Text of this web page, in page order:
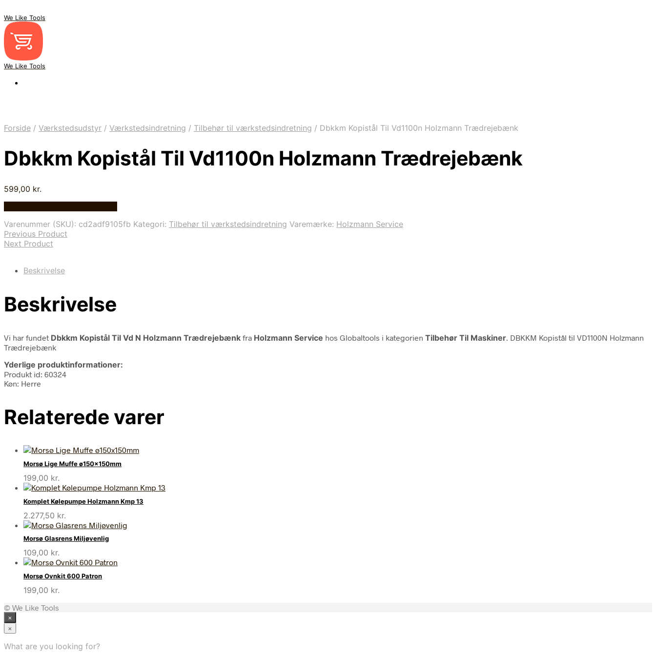
We Like Tools
We Like Tools
Forside / Værkstedsudstyr / Værkstedsindretning / Tilbehør til værkstedsindretning / Dbkkm Kopistål Til Vd1100n Holzmann Trædrejebænk
Dbkkm Kopistål Til Vd1100n Holzmann Trædrejebænk
599,00 kr.
Varenummer (SKU): cd2adf9105fb Kategori: Tilbehør til værkstedsindretning Varemærke: Holzmann Service
Previous Product
Next Product
Beskrivelse
Beskrivelse
Vi har fundet Dbkkm Kopistål Til Vd N Holzmann Trædrejebænk fra Holzmann Service hos Globaltools i kategorien Tilbehør Til Maskiner . DBKKM Kopistål til VD1100N Holzmann
Trædrejebænk
Yderlige produktinformationer:
Produkt id: 60324
Køn: Herre
Relaterede varer
Morsø Lige Muffe ø150x150mm
199,00 kr.
Komplet Kølepumpe Holzmann Kmp 13
2.277,50 kr.
Morsø Glasrens Miljøvenlig
109,00 kr.
Morsø Ovnkit 600 Patron
199,00 kr.
© We Like Tools
×
×
What are you looking for?